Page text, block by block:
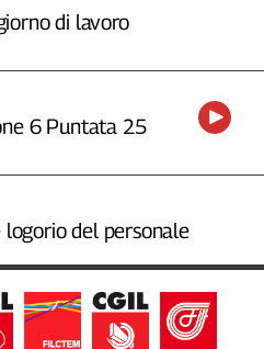
di lavoro
6 Puntata 25
logorio del personale